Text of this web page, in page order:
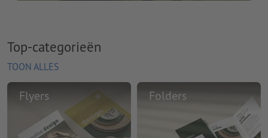
Top-categorieën
TOON ALLES
Flyers Folders